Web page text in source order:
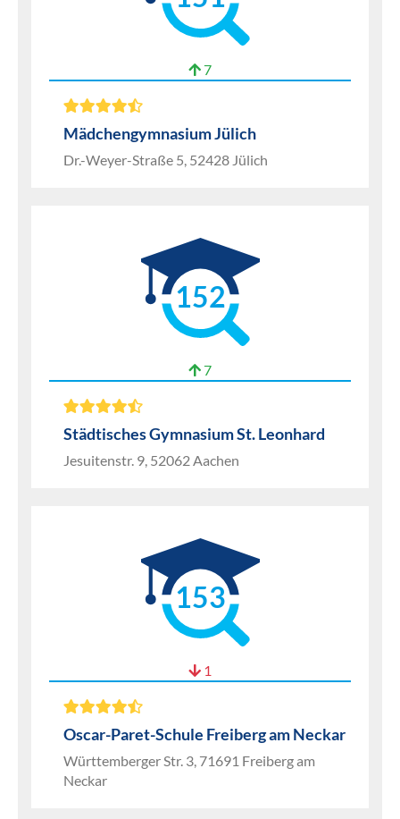
7
Mädchengymnasium Jülich
Dr.-Weyer-Straße 5, 52428 Jülich
152
7
Städtisches Gymnasium St. Leonhard
Jesuitenstr. 9, 52062 Aachen
153
1
Oscar-Paret-Schule Freiberg am Neckar
Württemberger Str. 3, 71691 Freiberg am
Neckar